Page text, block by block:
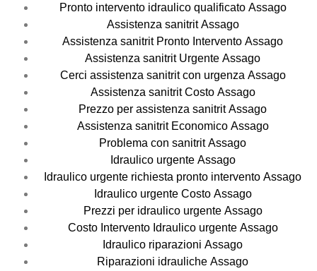
Pronto intervento idraulico qualificato Assago
Assistenza sanitrit Assago
Assistenza sanitrit Pronto Intervento Assago
Assistenza sanitrit Urgente Assago
Cerci assistenza sanitrit con urgenza Assago
Assistenza sanitrit Costo Assago
Prezzo per assistenza sanitrit Assago
Assistenza sanitrit Economico Assago
Problema con sanitrit Assago
Idraulico urgente Assago
Idraulico urgente richiesta pronto intervento Assago
Idraulico urgente Costo Assago
Prezzi per idraulico urgente Assago
Costo Intervento Idraulico urgente Assago
Idraulico riparazioni Assago
Riparazioni idrauliche Assago